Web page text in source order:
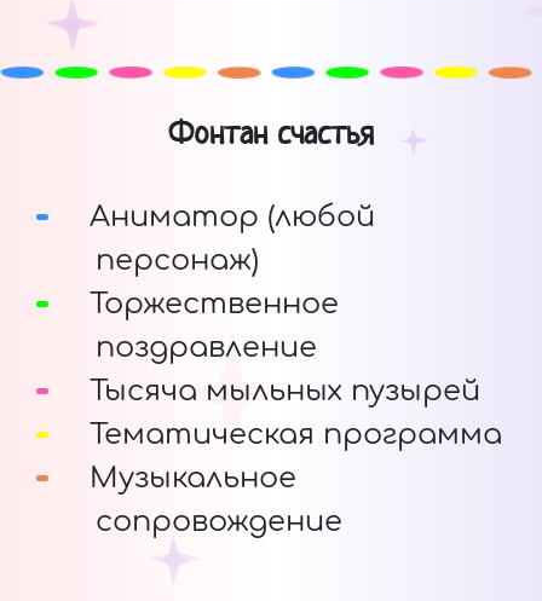
Фонтан счастья
Аниматор (любой
персонаж)
Торжественное
поздравление
Тысяча мыльных пузырей
Тематическая программа
Музыкальное
сопровождение